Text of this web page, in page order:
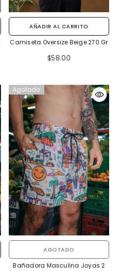
AÑADIR AL CARRITO
Camiseta Oversize Beige 270 Gr
$58.00
Agotado
AGOTADO
Bañadora Masculina Joyas 2